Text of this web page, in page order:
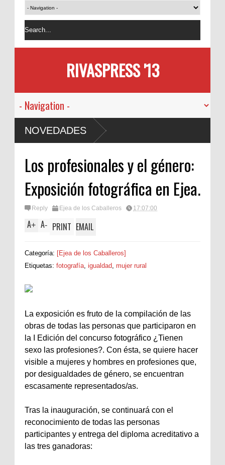
RIVASPRESS '13
NOVEDADES
Los profesionales y el género:
Exposición fotográfica en Ejea.
Reply Ejea de los Caballeros 17:07:00
A+ A- PRINT EMAIL
Categoría: [Ejea de los Caballeros]
Etiquetas: fotografía igualdad mujer rural
La exposición es fruto de la compilación de las
obras de todas las personas que participaron en
la I Edición del concurso fotográfico ¿Tienen
sexo las profesiones?. Con ésta, se quiere hacer
visible a mujeres y hombres en profesiones que,
por desigualdades de género, se encuentran
escasamente representados/as.
Tras la inauguración, se continuará con el
reconocimiento de todas las personas
participantes y entrega del diploma acreditativo a
las tres ganadoras: